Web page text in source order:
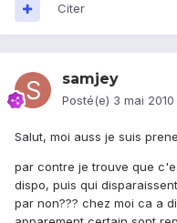
Citer
samjey
Posté(e) 3 mai 2010
Salut, moi auss je suis
par contre je trouve que
dispo, puis qui
par non??? chez moi ca a